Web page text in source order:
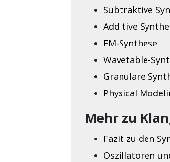
Subtraktive
Additive
FM-Synthese
Wavetable-
Granulare
Physical
Mehr zu
Fazit zu den
Oszillatoren